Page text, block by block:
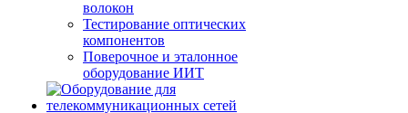
волокон
Тестирование оптических
компонентов
Поверочное и эталонное
оборудование ИИТ